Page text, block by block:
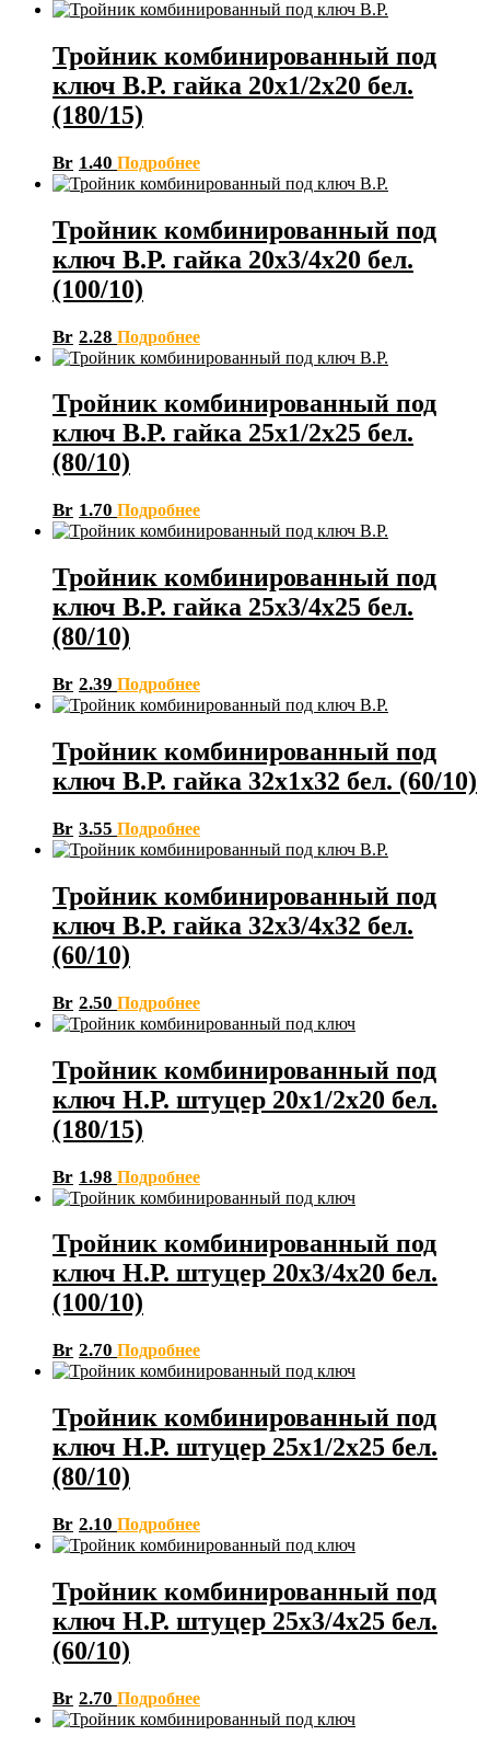
Тройник комбинированный под
ключ В.Р. гайка 20х1/2х20 бел.
(180/15)
Br 1.40 Подробнее
Тройник комбинированный под
ключ В.Р. гайка 20х3/4х20 бел.
(100/10)
Br 2.28 Подробнее
Тройник комбинированный под
ключ В.Р. гайка 25х1/2х25 бел.
(80/10)
Br 1.70 Подробнее
Тройник комбинированный под
ключ В.Р. гайка 25х3/4х25 бел.
(80/10)
Br 2.39 Подробнее
Тройник комбинированный под
ключ В.Р. гайка 32х1х32 бел. (60/10)
Br 3.55 Подробнее
Тройник комбинированный под
ключ В.Р. гайка 32х3/4х32 бел.
(60/10)
Br 2.50 Подробнее
Тройник комбинированный под
ключ Н.Р. штуцер 20х1/2х20 бел.
(180/15)
Br 1.98 Подробнее
Тройник комбинированный под
ключ Н.Р. штуцер 20х3/4х20 бел.
(100/10)
Br 2.70 Подробнее
Тройник комбинированный под
ключ Н.Р. штуцер 25х1/2х25 бел.
(80/10)
Br 2.10 Подробнее
Тройник комбинированный под
ключ Н.Р. штуцер 25х3/4х25 бел.
(60/10)
Br 2.70 Подробнее